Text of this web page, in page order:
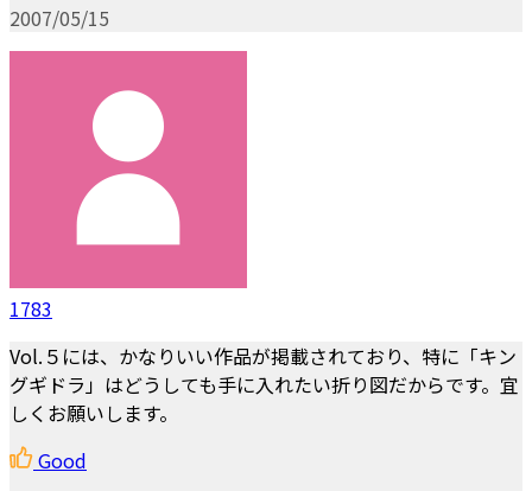
2007/05/15
1783
Vol.５には、かなりいい作品が掲載されており、特に「キン
グギドラ」はどうしても手に入れたい折り図だからです。宜
しくお願いします。
Good